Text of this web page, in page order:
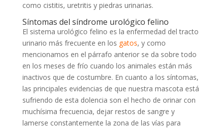
como cistitis, uretritis y piedras urinarias.
Síntomas del síndrome urológico felino
El sistema urológico felino es la enfermedad del tracto
urinario más frecuente en los gatos, y como
mencionamos en el párrafo anterior se da sobre todo
en los meses de frío cuando los animales están más
inactivos que de costumbre. En cuanto a los síntomas,
las principales evidencias de que nuestra mascota está
sufriendo de esta dolencia son el hecho de orinar con
muchísima frecuencia, dejar restos de sangre y
lamerse constantemente la zona de las vías para